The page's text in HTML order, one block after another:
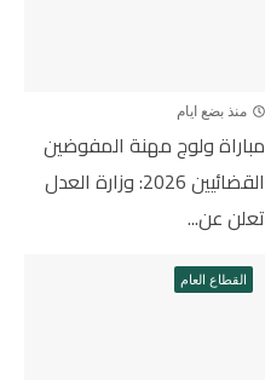
منذ بضع ايام
مباراة ولوج مهنة المفوضين
القضائيين 2026: وزارة العدل
تعلن عن...
القطاع العام